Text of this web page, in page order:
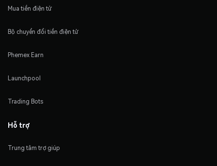
Mua tiền điện tử
Bộ chuyển đổi tiền điện tử
Phemex Earn
Launchpool
Trading Bots
Hỗ trợ
Trung tâm trợ giúp